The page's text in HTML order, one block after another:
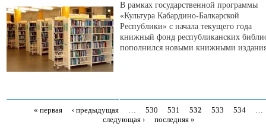
В рамках государственной программы
«Культура Кабардино-Балкарской
Республики» с начала текущего года
книжный фонд республиканских
пополнился новыми книжными
Страницы
« первая ‹ предыдущая 530 531 532 533 534
следующая ›
последняя »